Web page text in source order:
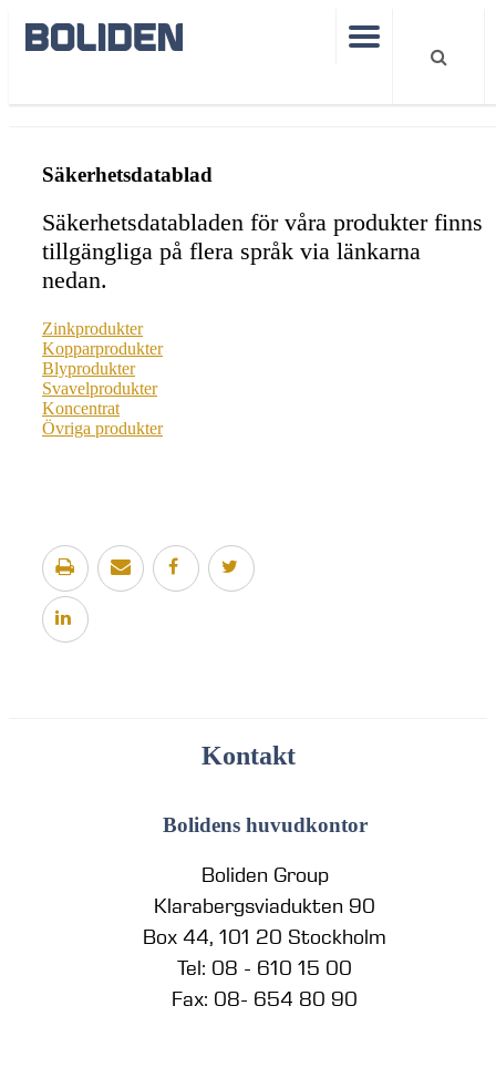
Säkerhetsdatablad
Säkerhetsdatabladen för våra produkter finns
tillgängliga på flera språk via länkarna
nedan.
Zinkprodukter
Kopparprodukter
Blyprodukter
Svavelprodukter
Koncentrat
Övriga produkter
Kontakt
Bolidens huvudkontor
Boliden Group
Klarabergsviadukten 90
Box 44, 101 20 Stockholm
Tel: 08 - 610 15 00
Fax: 08- 654 80 90